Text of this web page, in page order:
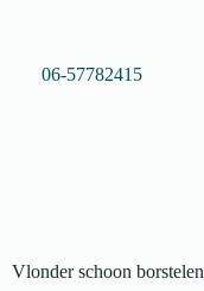
06-57782415
Vlonder schoon borstelen